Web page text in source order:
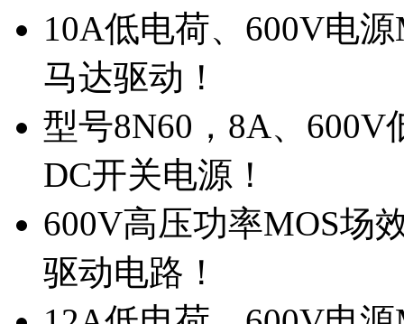
10A低电荷、600V电
马达驱动！
型号8N60，8A、
DC开关电源！
600V高压功率MOS场
驱动电路！